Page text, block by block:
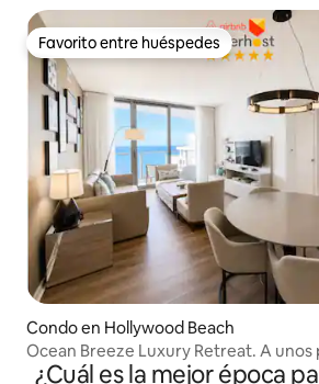
Favorito entre huéspedes
Favorito entre huéspedes
Condo en Hollywood Beach
Ocean Breeze Luxury Retreat. A unos
¿Cuál es la mejor época